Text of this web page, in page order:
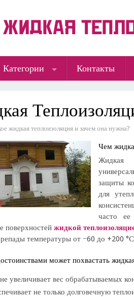
Категории Контакты
жидкая теплоизоляция и зачем она нужна?
Чем
Жидкая
защиты
для
часто
поверхностей жидкой
температуры от −60 до +200
может похвастать
увеличивает вес обрабатываемых
не только долговечную